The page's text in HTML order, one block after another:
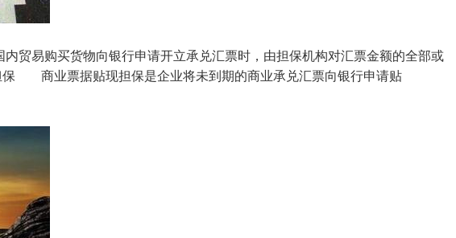
贸易购买货物向银行申请开立承兑汇票时，由担保机构对汇票金额的全部
商业票据贴现担保是企业将未到期的商业承兑汇票向银行申请贴